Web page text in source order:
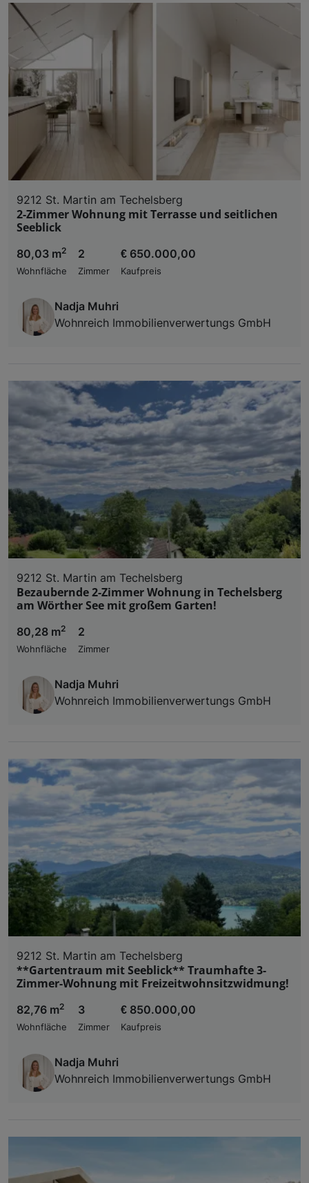
9212 St. Martin am Techelsberg
2-Zimmer Wohnung mit Terrasse und seitlichen
Seeblick
80,03 m2
Wohnfläche
2
Zimmer
€ 650.000,00
Kaufpreis
Nadja Muhri
Wohnreich Immobilienverwertungs GmbH
9212 St. Martin am Techelsberg
Bezaubernde 2-Zimmer Wohnung in Techelsberg
am Wörther See mit großem Garten!
80,28 m2
Wohnfläche
2
Zimmer
Nadja Muhri
Wohnreich Immobilienverwertungs GmbH
9212 St. Martin am Techelsberg
**Gartentraum mit Seeblick** Traumhafte 3-
Zimmer-Wohnung mit Freizeitwohnsitzwidmung!
82,76 m2
Wohnfläche
3
Zimmer
€ 850.000,00
Kaufpreis
Nadja Muhri
Wohnreich Immobilienverwertungs GmbH
Wir und unsere Partner verarbeiten